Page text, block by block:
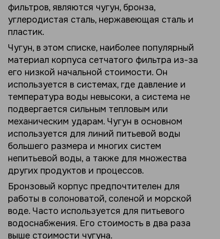
фильтров, являются чугун, бронза,
углеродистая сталь, нержавеющая сталь и
пластик.
Чугун, в этом списке, наиболее популярный
материал корпуса сетчатого фильтра из-за
его низкой начальной стоимости. Он
используется в системах, где давление и
температура воды невысоки, а система не
подвергается сильным тепловым или
механическим ударам. Чугун в основном
используется для линий питьевой воды
большего размера и многих систем
непитьевой воды, а также для множества
других продуктов и процессов.
Бронзовый корпус предпочтителен для
работы в солоноватой, соленой и морской
воде. Часто используется для питьевого
водоснабжения. Его стоимость в два раза
выше стоимости чугуна.